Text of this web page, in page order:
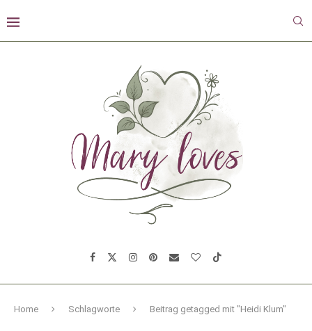
Home Schlagworte Beitrag getagged mit "Heidi Klum"